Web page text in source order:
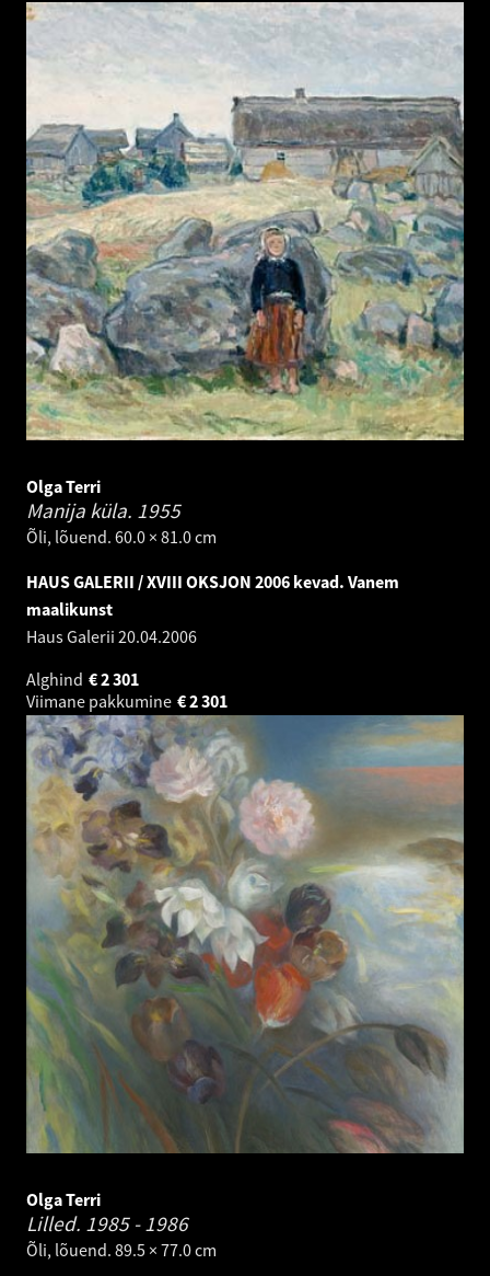
Olga Terri
Manija küla. 1955
Õli, lõuend. 60.0 × 81.0 cm
HAUS GALERII / XVIII OKSJON 2006 kevad. Vanem
maalikunst
Haus Galerii 20.04.2006
Alghind
2 301
€
Viimane pakkumine
2 301
€
Olga Terri
Lilled. 1985 - 1986
Õli, lõuend. 89.5 × 77.0 cm